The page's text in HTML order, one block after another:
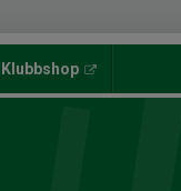
Klubbshop